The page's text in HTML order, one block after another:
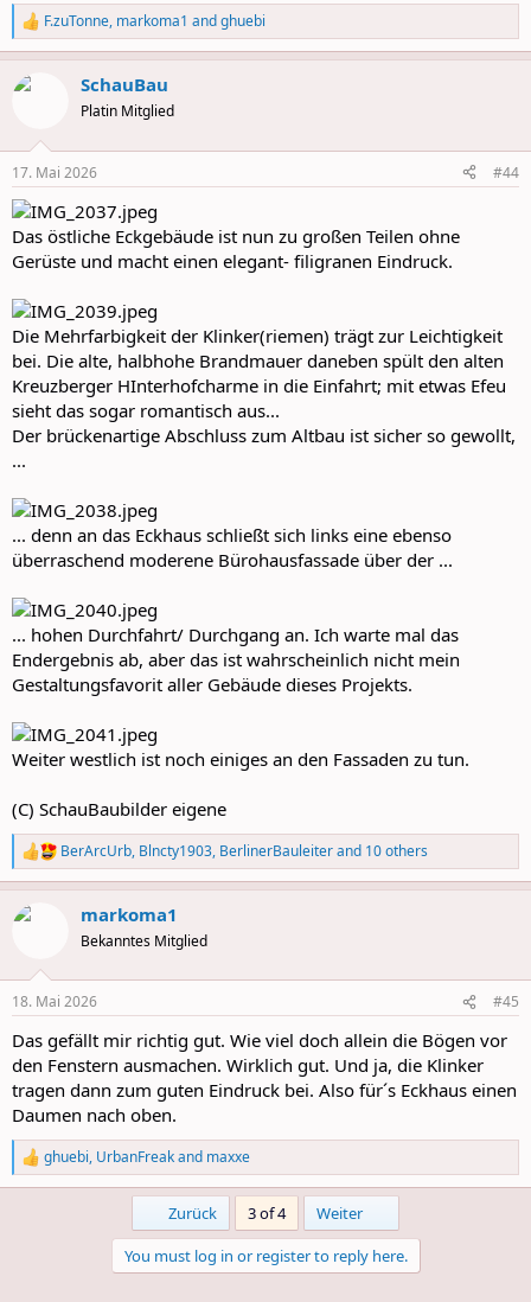
R
e
a
c
s
:
F.zuTonne, markoma1 andghuebi
SchauBau
Platin Mitglied
17. Mai 2026 #44
Das östliche Eckgebäude ist nun zu großen Teilen ohne
Gerüste und macht einen elegant- filigranen Eindruck.
Die Mehrfarbigkeit der Klinker(riemen) trägt zur Leichtigkeit
bei. Die alte, halbhohe Brandmauer daneben spült den alten
Kreuzberger HInterhofcharme in die Einfahrt; mit etwas Efeu
sieht das sogar romantisch aus...
Der brückenartige Abschluss zum Altbau ist sicher so gewollt,
...
... denn an das Eckhaus schließt sich links eine ebenso
überraschend moderene Bürohausfassade über der ...
... hohen Durchfahrt/ Durchgang an. Ich warte mal das
Endergebnis ab, aber das ist wahrscheinlich nicht mein
Gestaltungsfavorit aller Gebäude dieses Projekts.
Weiter westlich ist noch einiges an den Fassaden zu tun.
(C) SchauBaubilder eigene
R
e
a
c
s
BerArcUrb, Blncty1903, BerlinerBauleiterand 10 others
markoma1
Bekanntes Mitglied
18. Mai 2026 #45
Das gefällt mir richtig gut. Wie viel doch allein die Bögen vor
den Fenstern ausmachen. Wirklich gut. Und ja, die Klinker
tragen dann zum guten Eindruck bei. Also für´s Eckhaus einen
Daumen nach oben.
R
e
ghuebi, UrbanFreakand maxxe
Zurück 3 of 4 Weiter
You must log in or register to reply here.